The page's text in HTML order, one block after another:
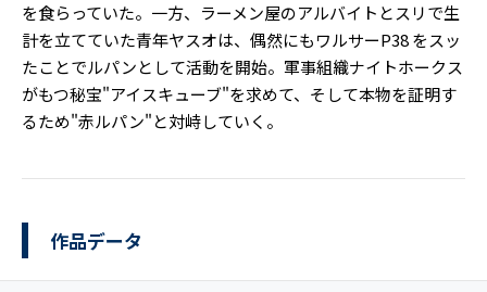
を食らっていた。一方、ラーメン屋のアルバイトとスリで生
計を立てていた青年ヤスオは、偶然にもワルサーP38 をスッ
たことでルパンとして活動を開始。軍事組織ナイトホークス
がもつ秘宝"アイスキューブ"を求めて、そして本物を証明す
るため"赤ルパン"と対峙していく。
作品データ